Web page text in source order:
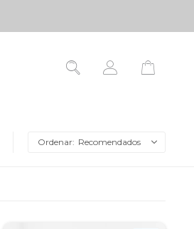
Recomendados